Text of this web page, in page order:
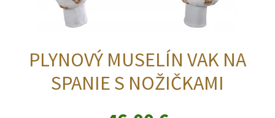
PLYNOVÝ MUSELÍN VAK NA
SPANIE S NOŽIČKAMI